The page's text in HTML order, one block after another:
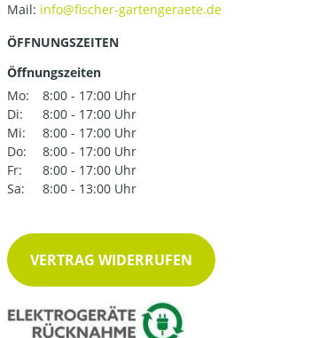
Mail:
ÖFFNUNGSZEITEN
Öffnungszeiten
Mo:
8:00 - 17:00 Uhr
Di:
8:00 - 17:00 Uhr
Mi:
8:00 - 17:00 Uhr
Do:
8:00 - 17:00 Uhr
Fr:
8:00 - 17:00 Uhr
Sa:
8:00 - 13:00 Uhr
VERTRAG WIDERRUFEN